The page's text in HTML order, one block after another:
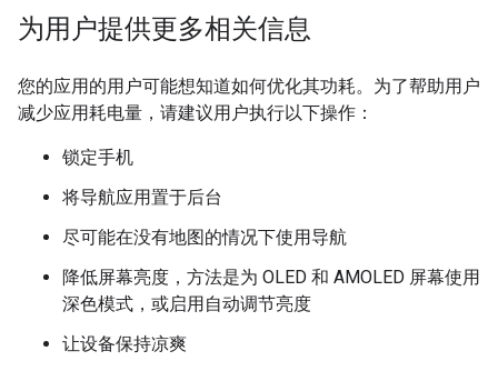
为用户提供更多相关信息
您的应用的用户可能想知道如何优化其功耗。为了帮助用户
减少应用耗电量，请建议用户执行以下操作：
锁定手机
将导航应用置于后台
尽可能在没有地图的情况下使用导航
降低屏幕亮度，方法是为 OLED 和 AMOLED 屏幕使用
深色模式，或启用自动调节亮度
让设备保持凉爽